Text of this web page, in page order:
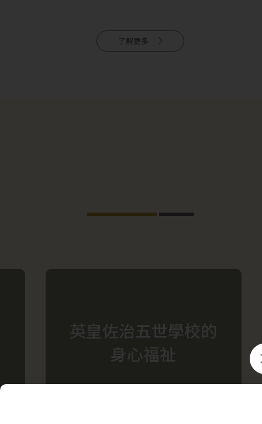
了解更多
英皇佐治五世學校的
身心福祉